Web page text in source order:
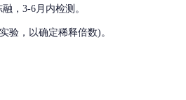
，3-6月内检测。
验，以确定稀释倍数)。